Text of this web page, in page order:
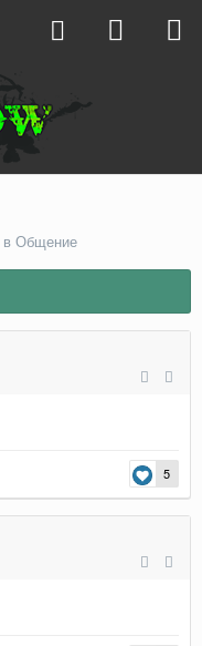
в Общение
5